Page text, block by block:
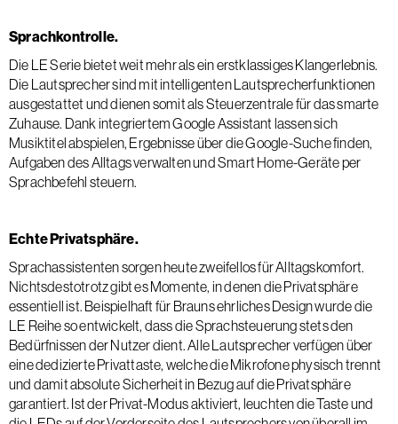
Sprachkontrolle.
Die LE Serie bietet weit mehr als ein erstklassiges Klangerlebnis.
Die Lautsprecher sind mit intelligenten Lautsprecherfunktionen
ausgestattet und dienen somit als Steuerzentrale für das smarte
Zuhause. Dank integriertem Google Assistant lassen sich
Musiktitel abspielen, Ergebnisse über die Google-Suche finden,
Aufgaben des Alltags verwalten und Smart Home-Geräte per
Sprachbefehl steuern.
Echte Privatsphäre.
Sprachassistenten sorgen heute zweifellos für Alltagskomfort.
Nichtsdestotrotz gibt es Momente, in denen die Privatsphäre
essentiell ist. Beispielhaft für Brauns ehrliches Design wurde die
LE Reihe so entwickelt, dass die Sprachsteuerung stets den
Bedürfnissen der Nutzer dient. Alle Lautsprecher verfügen über
eine dedizierte Privattaste, welche die Mikrofone physisch trennt
und damit absolute Sicherheit in Bezug auf die Privatsphäre
garantiert. Ist der Privat-Modus aktiviert, leuchten die Taste und